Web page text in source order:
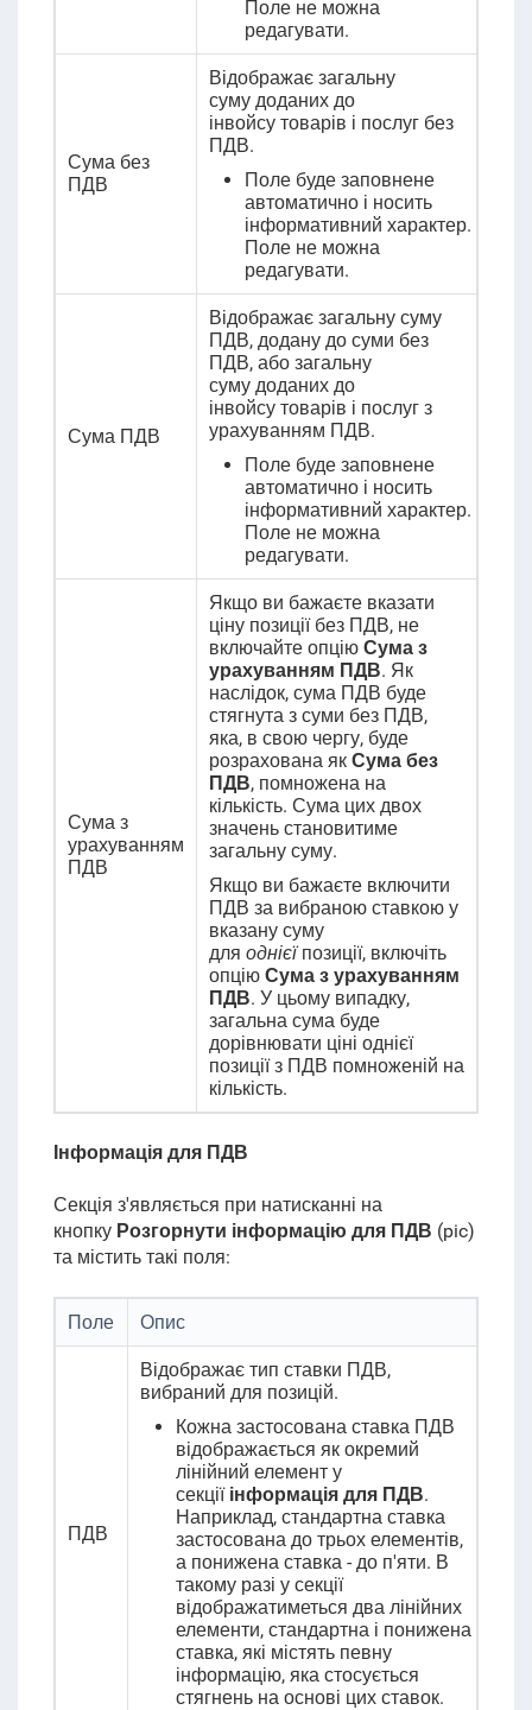
Поле не можна
редагувати.
Сума без
ПДВ
Відображає загальну
суму доданих до
інвойсу товарів і послуг без
ПДВ.
Поле буде заповнене
автоматично і носить
інформативний характер.
Поле не можна
редагувати.
Сума ПДВ
Відображає загальну суму
ПДВ, додану до суми без
ПДВ, або загальну
суму доданих до
інвойсу товарів і послуг з
урахуванням ПДВ.
Поле буде заповнене
автоматично і носить
інформативний характер.
Поле не можна
редагувати.
Сума з
урахуванням
ПДВ
Якщо ви бажаєте вказати
ціну позиції без ПДВ, не
включайте опціюСума з
урахуванням ПДВ. Як
наслідок, сума ПДВ буде
стягнута з суми без ПДВ,
яка, в свою чергу, буде
розрахована як Сума без
ПДВ, помножена на
кількість. Сума цих двох
значень становитиме
загальну суму.
Якщо ви бажаєте включити
ПДВ за вибраною ставкою у
вказану суму
для однієї позиції, включіть
опцію Сума з урахуванням
ПДВ. У цьому випадку,
загальна сума буде
дорівнювати ціні однієї
позиції з ПДВ помноженій на
кількість.
Інформація для ПДВ
Секція з'являється при натисканні на
кнопку Розгорнути інформацію для ПДВ (pic)
та містить такі поля:
Поле Опис
ПДВ
Відображає тип ставки ПДВ,
вибраний для позицій.
Кожна застосована ставка ПДВ
відображається як окремий
лінійний елемент у
секції інформація для ПДВ.
Наприклад, стандартна ставка
застосована до трьох елементів,
а понижена ставка - до п'яти. В
такому разі у секції
відображатиметься два лінійних
елементи, стандартна і понижена
ставка, які містять певну
інформацію, яка стосується
стягнень на основі цих ставок.